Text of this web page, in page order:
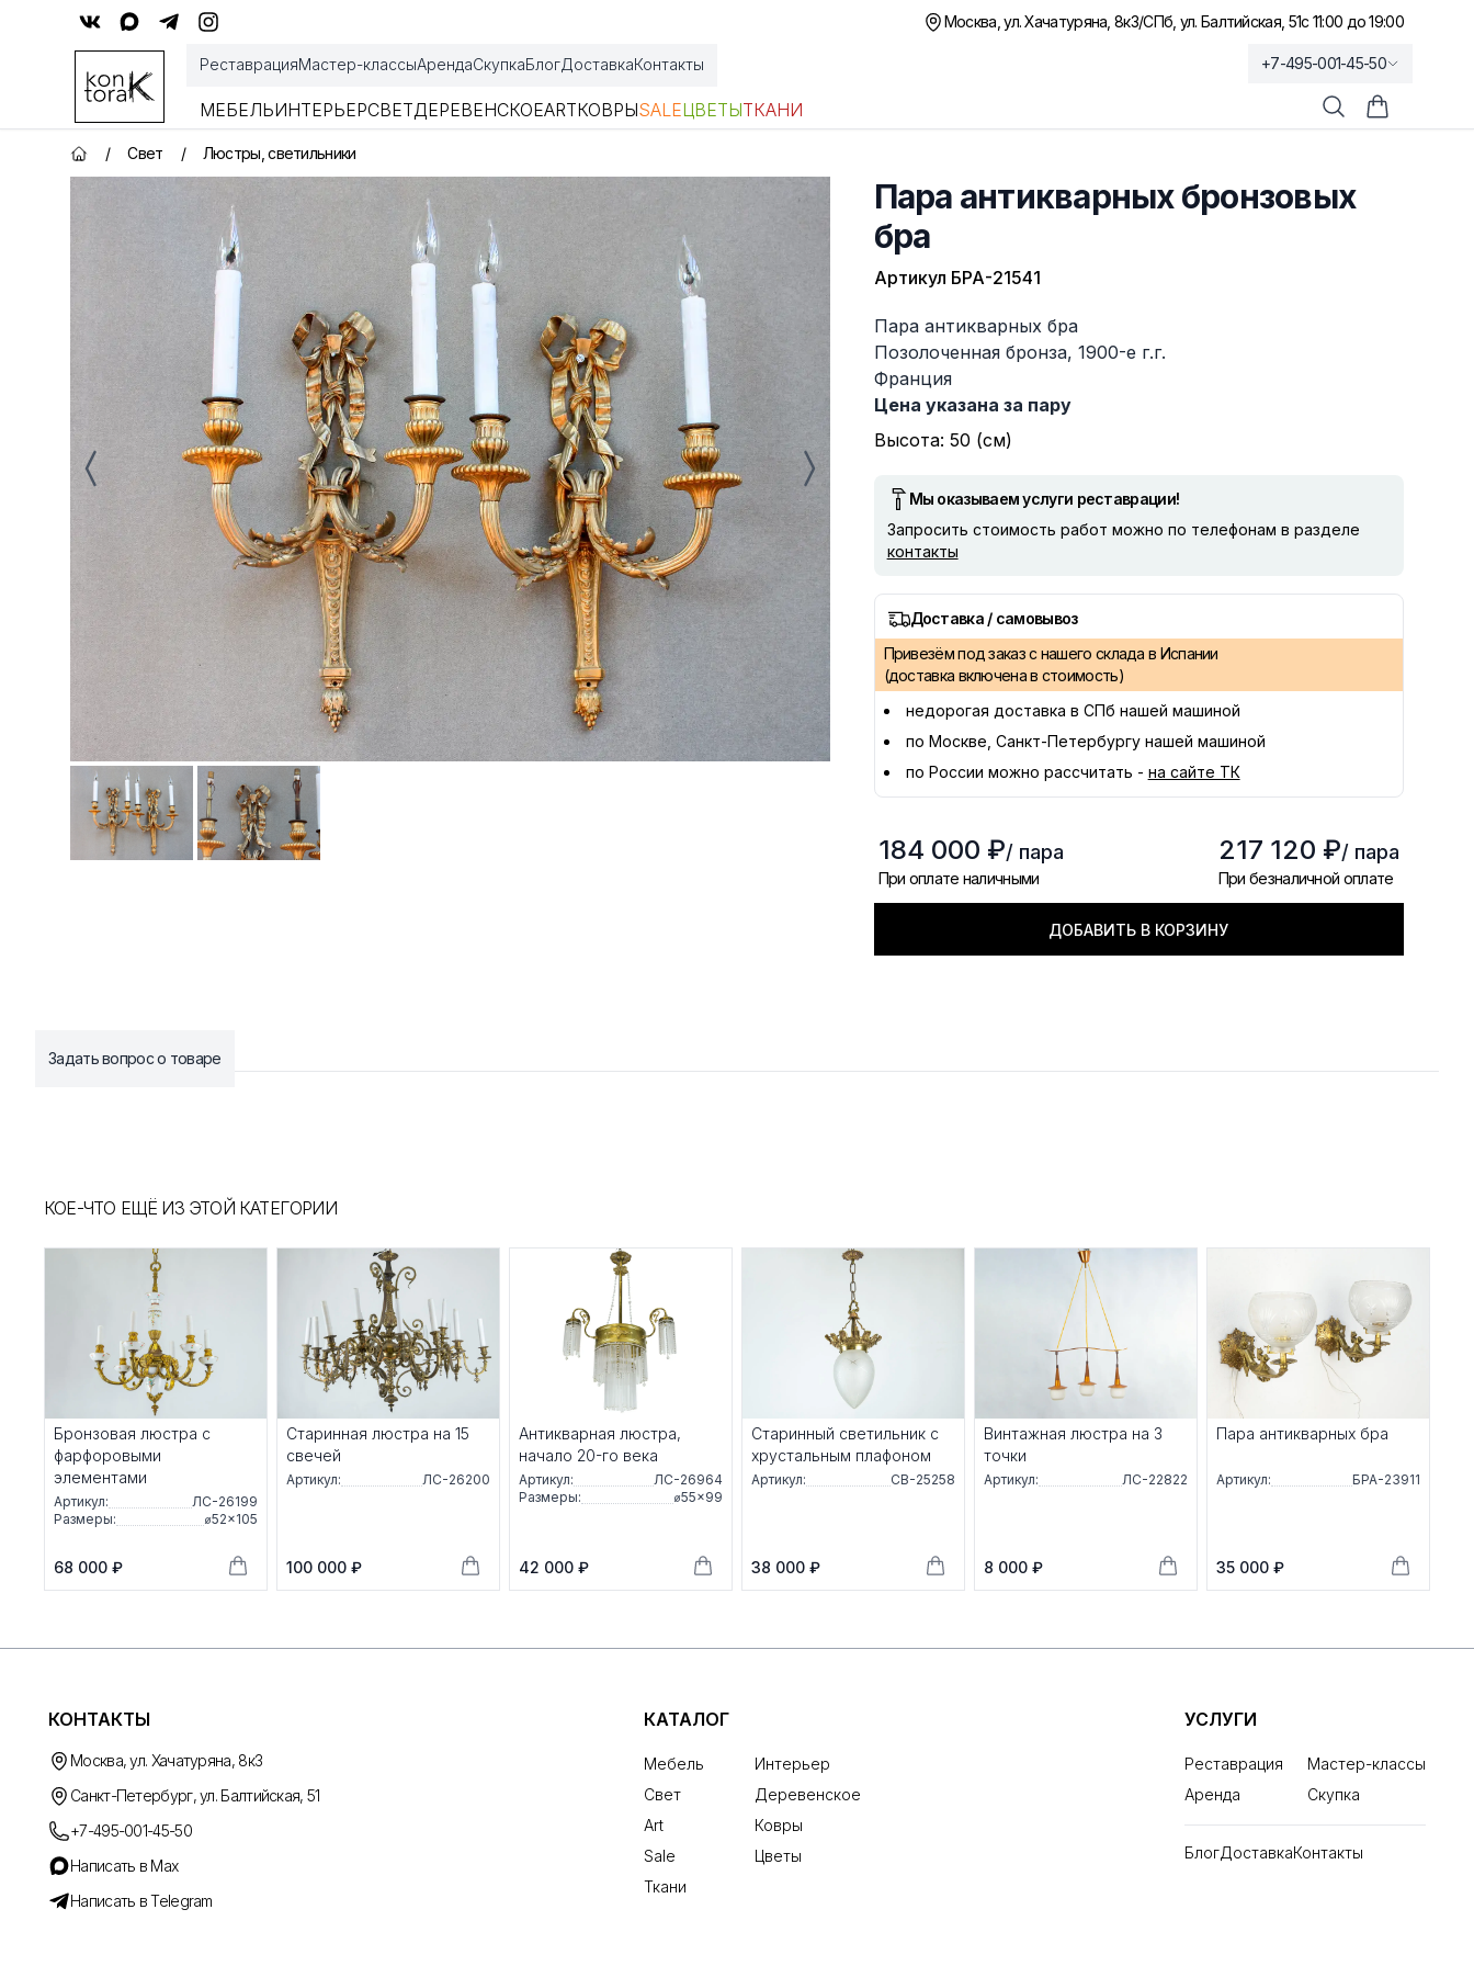
Москва, ул. Хачатуряна, 8к3/СПб, ул. Балтийская, 51с 11:00 до 19:00
РеставрацияМастер-классыАрендаСкупкаБлогДоставкаКонтакты
МЕБЕЛЬИНТЕРЬЕРСВЕТДЕРЕВЕНСКОЕARTКОВРЫSALEЦВЕТЫТКАНИ
+7-495-001-45-50
ПоискКорзина
Главная страница
/ Свет / Люстры, светильники
Пара антикварных бронзовых
бра
Артикул БРА-21541
Описание
Пара антикварных бра
Позолоченная бронза, 1900-е г.г.
Франция
Цена указана за пару
Высота: 50 (см)
Мы оказываем услуги реставрации!
Запросить стоимость работ можно по телефонам в разделе
контакты
Доставка / самовывоз
Привезём под заказ с нашего склада в Испании
(доставка включена в стоимость)
недорогая доставка в СПб нашей машиной
по Москве, Санкт-Петербургу нашей машиной
по России можно рассчитать - на сайте ТК
184 000 ₽/ пара
При оплате наличными
217 120 ₽/ пара
При безналичной оплате
ДОБАВИТЬ В КОРЗИНУ
Задать вопрос о товаре
КОЕ-ЧТО ЕЩЁ ИЗ ЭТОЙ КАТЕГОРИИ
Бронзовая люстра с
фарфоровыми
элементами
Артикул:
ЛС-26199
Размеры:
⌀52×105
68 000 ₽
Старинная люстра на 15
свечей
Артикул: ЛС-26200
100 000 ₽
Антикварная люстра,
начало 20-го века
Артикул:
ЛС-26964
Размеры:
⌀55×99
42 000 ₽
Старинный светильник с
хрустальным плафоном
Артикул: СВ-25258
38 000 ₽
Винтажная люстра на 3
точки
Артикул: ЛС-22822
8 000 ₽
Пара антикварных бра
Артикул: БРА-23911
35 000 ₽
КОНТАКТЫ
Москва, ул. Хачатуряна, 8к3
Санкт-Петербург, ул. Балтийская, 51
+7-495-001-45-50
Написать в Max
Написать в Telegram
КАТАЛОГ
Мебель
Интерьер
Свет
Деревенское
Art
Ковры
Sale
Цветы
Ткани
УСЛУГИ
Реставрация
Мастер-классы
Аренда
Скупка
БлогДоставкаКонтакты